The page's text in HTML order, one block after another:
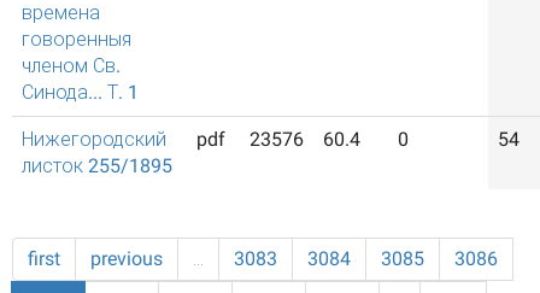
времена
говоренныя
членом Св.
Синода... Т. 1
Нижегородский
листок 255/1895
pdf 23576 60.4 0 54
first previous … 3083 3084 3085
3086